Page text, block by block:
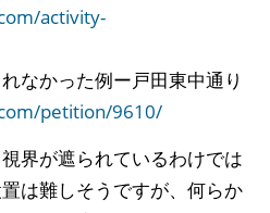
activity-
なかった例ー戸田東中通り
petition/9610/
界が遮られているわけでは
は難しそうですが、何らか